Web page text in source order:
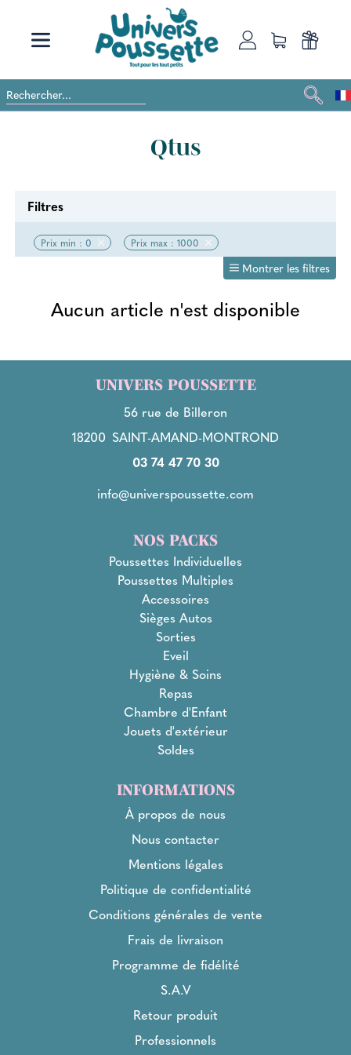
Qtus
Filtres
Prix min : 0 Prix max : 1000
Montrer les filtres
Aucun article n'est disponible
UNIVERS POUSSETTE
56 rue de Billeron
18200 SAINT-AMAND-MONTROND
03 74 47 70 30
info@universpoussette.com
NOS PACKS
Poussettes Individuelles
Poussettes Multiples
Accessoires
Sièges Autos
Sorties
Eveil
Hygiène & Soins
Repas
Chambre d'Enfant
Jouets d'extérieur
Soldes
INFORMATIONS
À propos de nous
Nous contacter
Mentions légales
Politique de confidentialité
Conditions générales de vente
Frais de livraison
Programme de fidélité
S.A.V
Retour produit
Professionnels